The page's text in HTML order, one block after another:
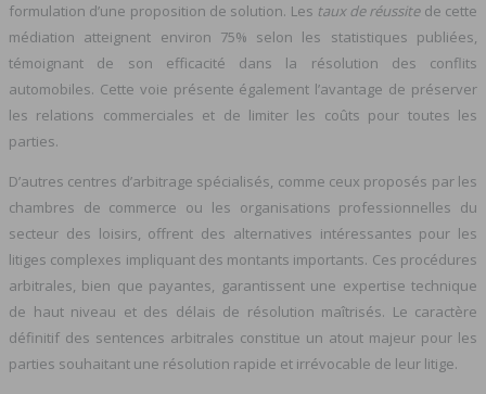
formulation d’une proposition de solution. Les taux de réussitede cette
médiation atteignent environ 75% selon les statistiques publiées,
témoignant de son efficacité dans la résolution des conflits
automobiles. Cette voie présente également l’avantage de préserver
les relations commerciales et de limiter les coûts pour toutes les
parties.
D’autres centres d’arbitrage spécialisés, comme ceux proposés par les
chambres de commerce ou les organisations professionnelles du
secteur des loisirs, offrent des alternatives intéressantes pour les
litiges complexes impliquant des montants importants. Ces procédures
arbitrales, bien que payantes, garantissent une expertise technique
de haut niveau et des délais de résolution maîtrisés. Le caractère
définitif des sentences arbitrales constitue un atout majeur pour les
parties souhaitant une résolution rapide et irrévocable de leur litige.